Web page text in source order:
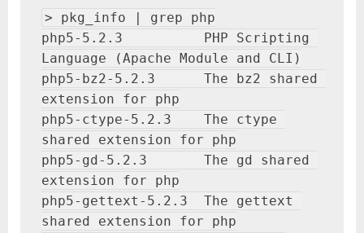
> pkg_info | grep php
php5-5.2.3          PHP Scripting
Language (Apache Module and CLI)
php5-bz2-5.2.3      The bz2 shared
extension for php
php5-ctype-5.2.3    The ctype
shared extension for php
php5-gd-5.2.3       The gd shared
extension for php
php5-gettext-5.2.3  The gettext
shared extension for php